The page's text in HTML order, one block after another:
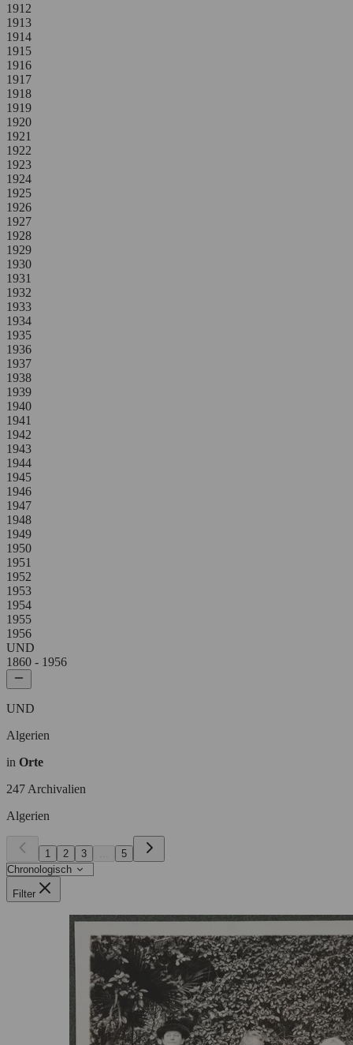
1912
1913
1914
1915
1916
1917
1918
1919
1920
1921
1922
1923
1924
1925
1926
1927
1928
1929
1930
1931
1932
1933
1934
1935
1936
1937
1938
1939
1940
1941
1942
1943
1944
1945
1946
1947
1948
1949
1950
1951
1952
1953
1954
1955
1956
UND
1860 - 1956
UND
Algerien
in Orte
247 Archivalien
Algerien
1 2 3 5
Filter